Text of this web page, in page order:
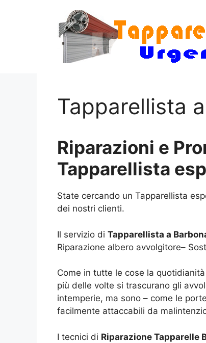
Tapparellista
Riparazioni e
Tapparellista
State cercando un Tapparellista
dei nostri clienti.
Il servizio di Tapparellista a
Riparazione albero avvolgitore–
Come in tutte le cose la
più delle volte si trascurano gli
intemperie, ma sono – come le
facilmente attaccabili da
I tecnici di Riparazione Tapparelle